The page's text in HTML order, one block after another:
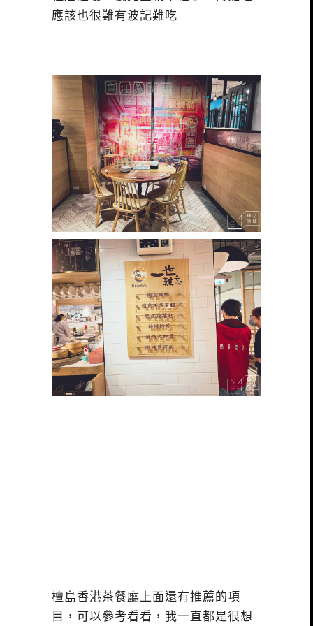
應該也很難有波記難吃
檀島香港茶餐廳上面還有推薦的項
目，可以參考看看，我一直都是很想